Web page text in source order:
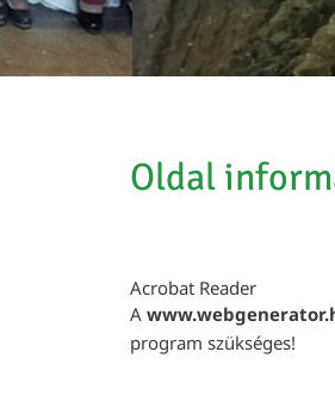
Oldal
Acrobat Reader
A
program szükséges!